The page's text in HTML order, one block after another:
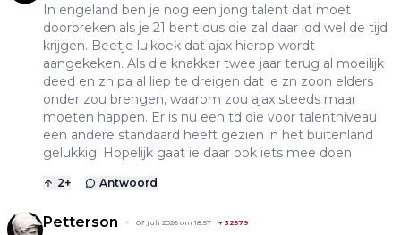
In engeland ben je nog een jong talent dat moet
doorbreken als je 21 bent dus die zal daar idd wel de tijd
krijgen. Beetje lulkoek dat ajax hierop wordt
aangekeken. Als die knakker twee jaar terug al moeilijk
deed en zn pa al liep te dreigen dat ie zn zoon elders
onder zou brengen, waarom zou ajax steeds maar
moeten happen. Er is nu een td die voor talentniveau
een andere standaard heeft gezien in het buitenland
gelukkig. Hopelijk gaat ie daar ook iets mee doen
2+ Antwoord
Petterson 07 juli 2026 om 18:57 + 32579